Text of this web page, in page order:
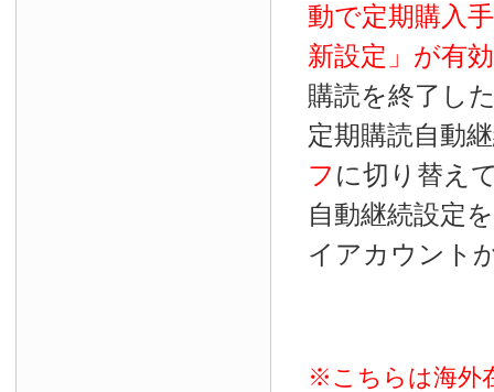
動で定期購入
新設定」が有効
購読を終了し
定期購読自動
フ に切り替え
自動継続設定
イアカウント
※こちらは海外